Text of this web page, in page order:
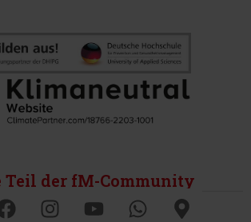
Teil der fM-Community